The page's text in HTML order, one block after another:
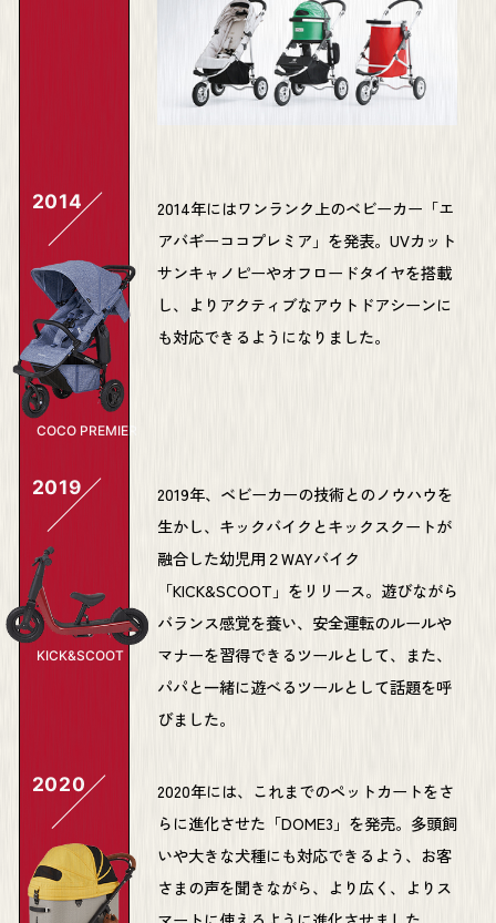
2014
COCO PREMIER
2014年にはワンランク上のベビーカー「エ
アバギーココプレミア」を発表。UVカット
サンキャノピーやオフロードタイヤを搭載
し、よりアクティブなアウトドアシーンに
も対応できるようになりました。
2019
KICK&SCOOT
2019年、ベビーカーの技術とのノウハウを
生かし、キックバイクとキックスクートが
融合した幼児用２WAYバイク
「KICK&SCOOT」をリリース。遊びながら
バランス感覚を養い、安全運転のルールや
マナーを習得できるツールとして、また、
パパと一緒に遊べるツールとして話題を呼
びました。
2020
2020年には、これまでのペットカートをさ
らに進化させた「DOME3」を発売。多頭飼
いや大きな犬種にも対応できるよう、お客
さまの声を聞きながら、より広く、よりス